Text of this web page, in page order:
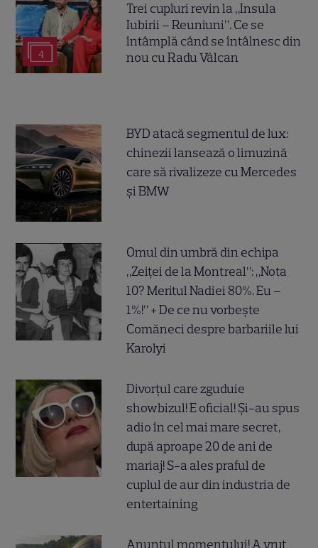
4
Trei cupluri revin la „Insula
Iubirii – Reuniuni”. Ce se
întâmplă când se întâlnesc din
nou cu Radu Vâlcan
BYD atacă segmentul de lux:
chinezii lansează o limuzină
care să rivalizeze cu Mercedes
și BMW
Omul din umbră din echipa
„Zeiței de la Montreal”: „Nota
10? Meritul Nadiei 80%. Eu –
1%!” + De ce nu vorbește
Comăneci despre barbariile lui
Karolyi
Divorțul care zguduie
showbizul! E oficial! Și-au spus
adio în cel mai mare secret,
după aproape 20 de ani de
mariaj! S-a ales praful de
cuplul de aur din industria de
entertaining
Anunțul momentului! A vrut